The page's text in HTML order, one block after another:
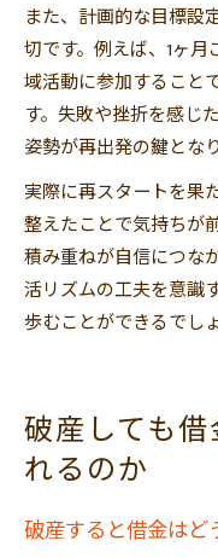
また、計画的な目標設
切です。例えば、1ヶ
域活動に参加すること
す。失敗や挫折を感じ
姿勢が再出発の鍵とな
実際に再スタートを果
整えたことで気持ちが
積み重ねが自信につな
活リズムの工夫を意識
歩むことができるでし
破産しても
れるのか
破産すると借金は